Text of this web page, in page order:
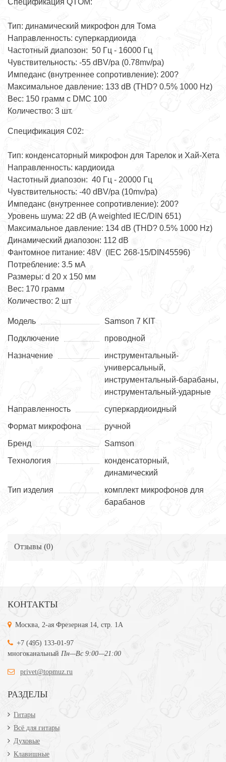
Спецификация QTOM:
Тип: динамический микрофон для Тома
Направленность: суперкардиоида
Частотный диапозон: 50 Гц - 16000 Гц
Чувствительность: -55 dBV/pa (0.78mv/pa)
Импеданс (внутреннее сопротивление): 200?
Максимальное давление: 133 dB (THD? 0.5% 1000 Hz)
Вес: 150 грамм с DMC 100
Количество: 3 шт.
Спецификация C02:
Тип: конденсаторный микрофон для Тарелок и Хай-Хета
Направленность: кардиоида
Частотный диапозон: 40 Гц - 20000 Гц
Чувствительность: -40 dBV/pa (10mv/pa)
Импеданс (внутреннее сопротивление): 200?
Уровень шума: 22 dB (A weighted IEC/DIN 651)
Максимальное давление: 134 dB (THD? 0.5% 1000 Hz)
Динамический диапозон: 112 dB
Фантомное питание: 48V (IEC 268-15/DIN45596)
Потребление: 3.5 мА
Размеры: d 20 x 150 мм
Вес: 170 грамм
Количество: 2 шт
Модель
Samson 7 KIT
Подключение
проводной
Назначение
инструментальный-
универсальный,
инструментальный-барабаны,
инструментальный-ударные
Направленность
суперкардиоидный
Формат микрофона
ручной
Бренд
Samson
Технология
конденсаторный,
динамический
Тип изделия
комплект микрофонов для
барабанов
Отзывы (0)
КОНТАКТЫ
Москва, 2-ая Фрезерная 14, стр. 1А
+7 (495) 133-01-97
многоканальный Пн—Вс 9:00—21:00
privet@topmuz.ru
РАЗДЕЛЫ
Гитары
Всё для гитары
Духовые
Клавишные